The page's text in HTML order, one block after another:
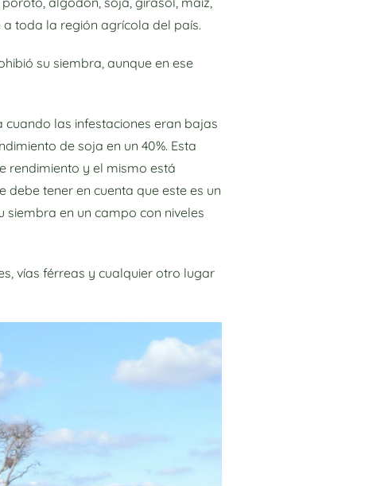
toda la región agrícola del país.
su siembra, aunque en ese
cuando las infestaciones eran bajas
de soja en un 40%. Esta
rendimiento y el mismo está
tener en cuenta que este es un
siembra en un campo con niveles
vías férreas y cualquier otro lugar